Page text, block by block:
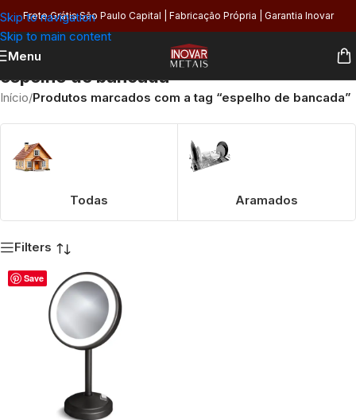
Skip to navigation
Skip to main content
Frete Grátis São Paulo Capital | Fabricação Própria | Garantia Inovar
Menu
espelho de bancada
Início/Produtos marcados com a tag “espelho de bancada”
Todas Aramados
Filters
Save